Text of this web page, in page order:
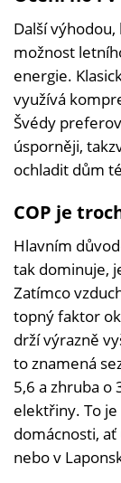
Další
možnost
energie.
využívá
Švédy
úsporněji,
ochladit dům
COP je
Hlavním
tak dominuje,
Zatímco
topný faktor
drží výrazně
to znamená
5,6 a zhruba o
elektřiny. To
domácnosti,
nebo v